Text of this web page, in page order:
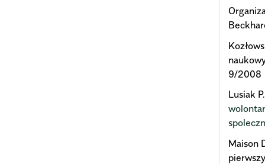
9/2008
Lusiak
Maison